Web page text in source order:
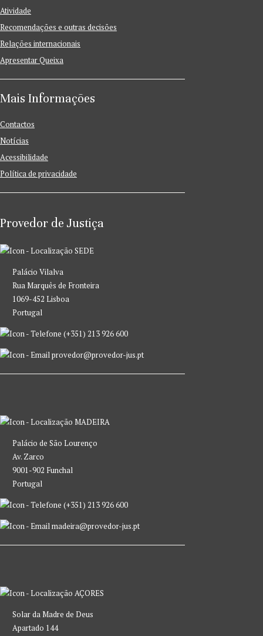
Atividade
Recomendações e outras decisões
Relações internacionais
Apresentar Queixa
Mais Informações
Contactos
Notícias
Acessibilidade
Política de privacidade
Provedor de Justiça
SEDE
Palácio Vilalva
Rua Marquês de Fronteira
1069-452 Lisboa
Portugal
(+351) 213 926 600
provedor@provedor-jus.pt
MADEIRA
Palácio de São Lourenço
Av. Zarco
9001-902 Funchal
Portugal
(+351) 213 926 600
madeira@provedor-jus.pt
AÇORES
Solar da Madre de Deus
Apartado 144